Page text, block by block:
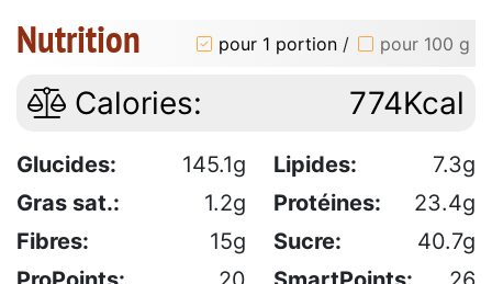
Nutrition pour 1 portion / pour 100 g
Calories: 774Kcal
Glucides: 145.1g Lipides:
7.3g
Gras sat.:
1.2g Protéines:
23.4g
Fibres:
15g Sucre:
40.7g